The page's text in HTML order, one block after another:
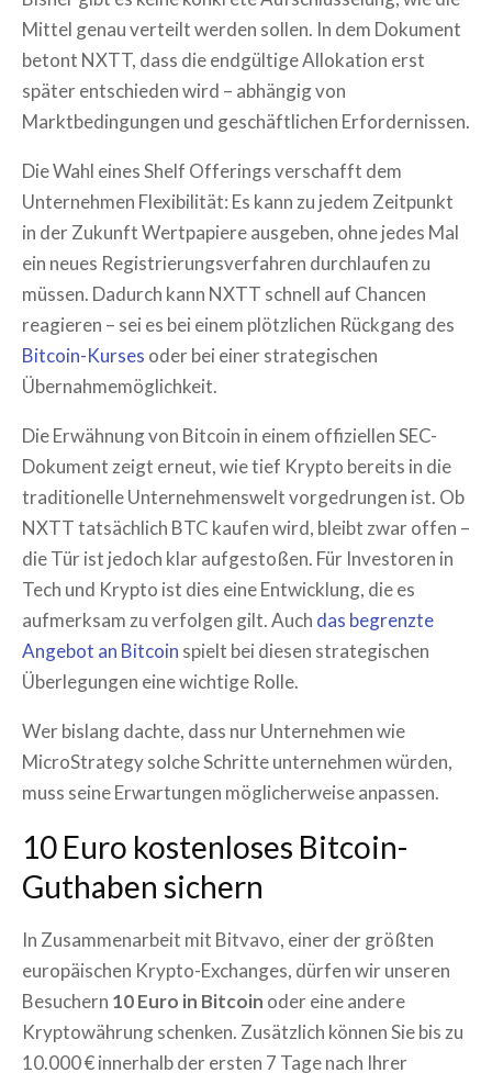
Mittel genau verteilt werden sollen. In dem Dokument
betont NXTT, dass die endgültige Allokation erst
später entschieden wird – abhängig von
Marktbedingungen und geschäftlichen Erfordernissen.
Die Wahl eines Shelf Offerings verschafft dem
Unternehmen Flexibilität: Es kann zu jedem Zeitpunkt
in der Zukunft Wertpapiere ausgeben, ohne jedes Mal
ein neues Registrierungsverfahren durchlaufen zu
müssen. Dadurch kann NXTT schnell auf Chancen
reagieren – sei es bei einem plötzlichen Rückgang des
Bitcoin-Kurses oder bei einer strategischen
Übernahmemöglichkeit.
Die Erwähnung von Bitcoin in einem offiziellen SEC-
Dokument zeigt erneut, wie tief Krypto bereits in die
traditionelle Unternehmenswelt vorgedrungen ist. Ob
NXTT tatsächlich BTC kaufen wird, bleibt zwar offen –
die Tür ist jedoch klar aufgestoßen. Für Investoren in
Tech und Krypto ist dies eine Entwicklung, die es
aufmerksam zu verfolgen gilt. Auch das begrenzte
Angebot an Bitcoin spielt bei diesen strategischen
Überlegungen eine wichtige Rolle.
Wer bislang dachte, dass nur Unternehmen wie
MicroStrategy solche Schritte unternehmen würden,
muss seine Erwartungen möglicherweise anpassen.
10 Euro kostenloses Bitcoin-
Guthaben sichern
In Zusammenarbeit mit Bitvavo, einer der größten
europäischen Krypto-Exchanges, dürfen wir unseren
Besuchern 10 Euro in Bitcoin oder eine andere
Kryptowährung schenken. Zusätzlich können Sie bis zu
10.000 € innerhalb der ersten 7 Tage nach Ihrer